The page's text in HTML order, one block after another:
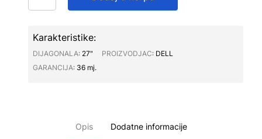
Karakteristike:
DIJAGONALA∶ 27" PROIZVODJAC∶ DELL
GARANCIJA∶ 36 mj.
Opis Dodatne informacije